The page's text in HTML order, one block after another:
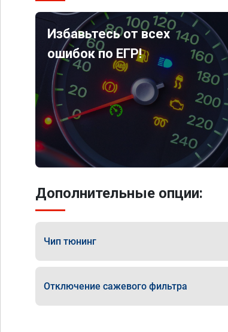
Избавьтесь от всех
ошибок по ЕГР!
Дополнительные опции:
Чип тюнинг
Отключение сажевого фильтра